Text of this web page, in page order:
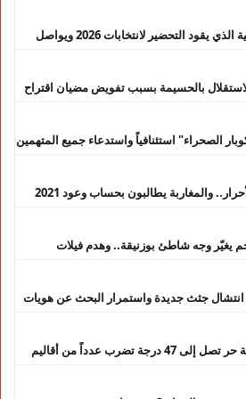
لفتيت.. رجل الداخلية الذي يقود التحضير لانتخابات 2026 ويواصل
بالحسيمة بسبب تفويض مضيان اقتراح
الصحراء" استئنافياً واستدعاء جميع المتهمين
والمغاربة يطالبون بحساب وعود 2021
يغيّر وجه شاطئ بوزنيقة.. وهدم فيلات
انتشال جثث جديدة واستمرار البحث عن هويات
نشرة إنذارية.. موجة حر تصل إلى 47 درجة تضرب عدداً من أقاليم